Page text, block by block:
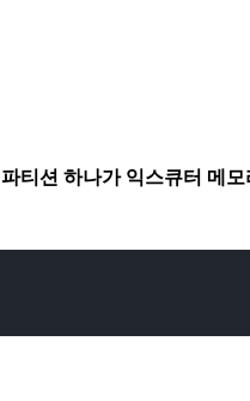
파티션 하나가 익스큐터 메